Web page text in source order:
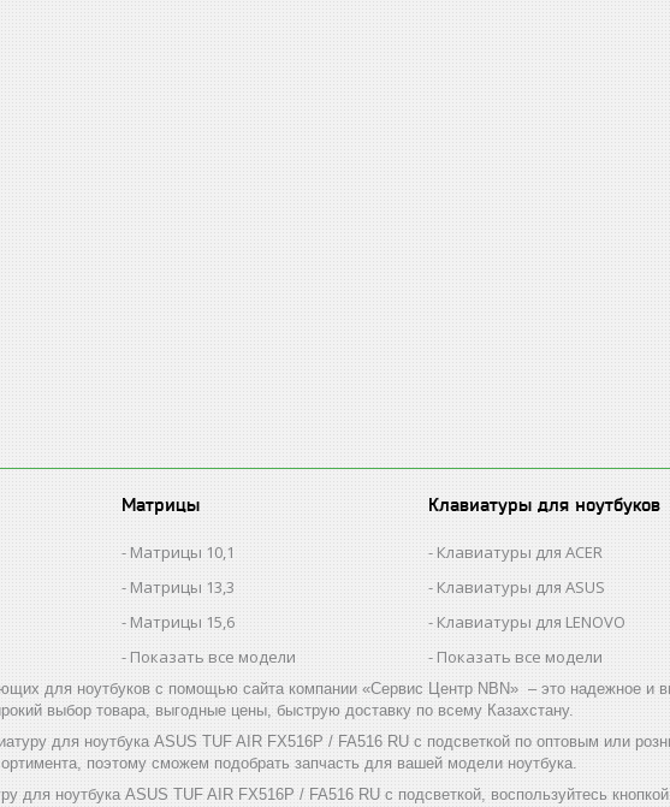
Матрицы
Матрицы 10,1
Матрицы 13,3
Матрицы 15,6
Показать все модели
Клавиатуры для ноутбуков
Клавиатуры для ACER
Клавиатуры для ASUS
Клавиатуры для LENOVO
Показать все модели
для ноутбуков с помощью сайта компании «Сервис Центр NBN» – это надежное и
выбор товара, выгодные цены, быструю доставку по всему Казахстану.
для ноутбука ASUS TUF AIR FX516P / FA516 RU с подсветкой по оптовым или
поэтому сможем подобрать запчасть для вашей модели ноутбука.
для ноутбука ASUS TUF AIR FX516P / FA516 RU с подсветкой, воспользуйтесь